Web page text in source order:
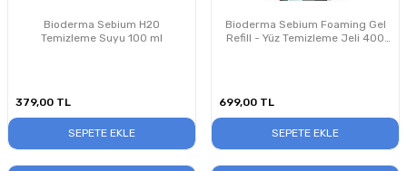
Bioderma Sebium H2O
Temizleme Suyu 100 ml
379,00 TL
SEPETE EKLE
Bioderma Sebium Foaming Gel
Refill - Yüz Temizleme Jeli 400
699,00 TL
SEPETE EKLE